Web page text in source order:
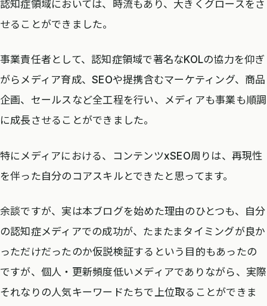
認知症領域においては、時流もあり、大きくグロースをさ
せることができました。
事業責任者として、認知症領域で著名なKOLの協力を仰ぎ
がらメディア育成、SEOや提携含むマーケティング、商品
企画、セールスなど全工程を行い、メディアも事業も順調
に成長させることができました。
特にメディアにおける、コンテンツxSEO周りは、再現性
を伴った自分のコアスキルとできたと思ってます。
余談ですが、実は本ブログを始めた理由のひとつも、自分
の認知症メディアでの成功が、たまたまタイミングが良か
っただけだったのか仮説検証するという目的もあったの
ですが、個人・更新頻度低いメディアでありながら、実際
それなりの人気キーワードたちで上位取ることができま